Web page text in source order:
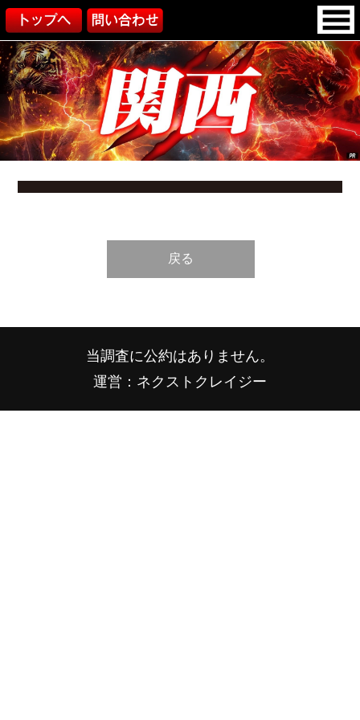
戻る
当調査に公約はありません。
運営：ネクストクレイジー